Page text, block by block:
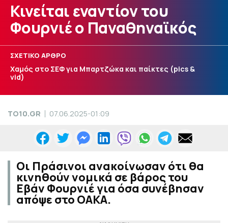
Κινείται εναντίον του
Φουρνιέ ο Παναθηναϊκός
ΣΧΕΤΙΚΟ ΑΡΘΡΟ
Χαμός στο ΣΕΦ για Μπαρτζώκα και παίκτες (pics &
vid)
TO10.GR 07.06.2025-01:09
Οι Πράσινοι ανακοίνωσαν ότι θα
κινηθούν νομικά σε βάρος του
Εβάν Φουρνιέ για όσα συνέβησαν
απόψε στο ΟΑΚΑ.